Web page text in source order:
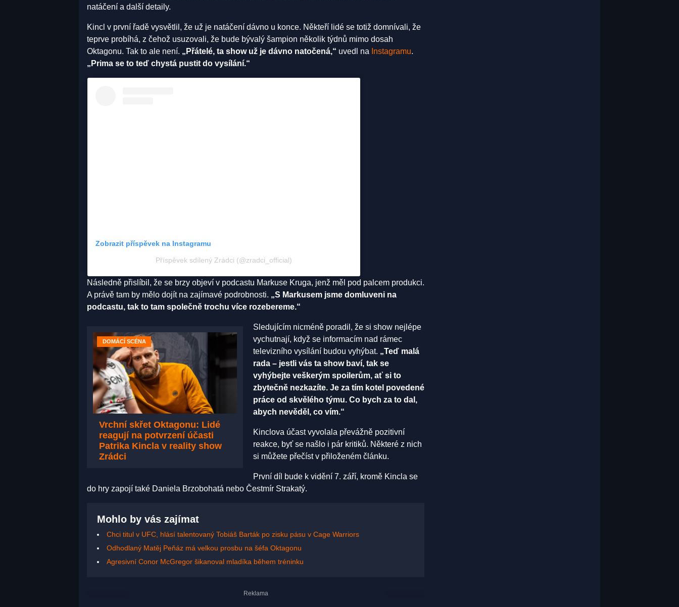
natáčení a další detaily.
Kincl v první řadě vysvětlil, že už je natáčení dávno u konce. Někteří lidé se totiž domnívali, že
teprve probíhá, z čehož usuzovali, že bude bývalý šampion několik týdnů mimo dosah
Oktagonu. Tak to ale není. „Přátelé, ta show už je dávno natočená,“ uvedl na Instagramu.
„Prima se to teď chystá pustit do vysílání.“
Zobrazit příspěvek na Instagramu
Příspěvek sdílený Zrádci (@zradci_official)
Následně přislíbil, že se brzy objeví v podcastu Markuse Kruga, jenž měl pod palcem produkci.
A právě tam by mělo dojít na zajímavé podrobnosti. „S Markusem jsme domluveni na
podcastu, tak to tam společně trochu více rozebereme.“
DOMÁCÍ SCÉNA
Vrchní skřet Oktagonu: Lidé
reagují na potvrzení účasti
Patrika Kincla v reality show
Zrádci
Sledujícím nicméně poradil, že si show nejlépe
vychutnají, když se informacím nad rámec
televizního vysílání budou vyhýbat. „Teď malá
rada – jestli vás ta show baví, tak se
vyhýbejte veškerým spoilerům, ať si to
zbytečně nezkazíte. Je za tím kotel povedené
práce od skvělého týmu. Co bych za to dal,
abych nevěděl, co vím.“
Kinclova účast vyvolala převážně pozitivní
reakce, byť se našlo i pár kritiků. Některé z nich
si můžete přečíst v přiloženém článku.
První díl bude k vidění 7. září, kromě Kincla se
do hry zapojí také Daniela Brzobohatá nebo Čestmír Strakatý.
Mohlo by vás zajímat
Chci titul v UFC, hlásí talentovaný Tobiáš Barták po zisku pásu v Cage Warriors
Odhodlaný Matěj Peňáz má velkou prosbu na šéfa Oktagonu
Agresivní Conor McGregor šikanoval mladíka během tréninku